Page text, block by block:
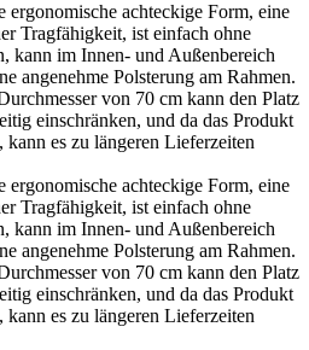
ergonomische achteckige Form, eine
Tragfähigkeit, ist einfach ohne
kann im Innen- und Außenbereich
angenehme Polsterung am Rahmen.
von 70 cm kann den Platz
einschränken, und da das Produkt
es zu längeren Lieferzeiten
ergonomische achteckige Form, eine
Tragfähigkeit, ist einfach ohne
kann im Innen- und Außenbereich
angenehme Polsterung am Rahmen.
von 70 cm kann den Platz
einschränken, und da das Produkt
es zu längeren Lieferzeiten